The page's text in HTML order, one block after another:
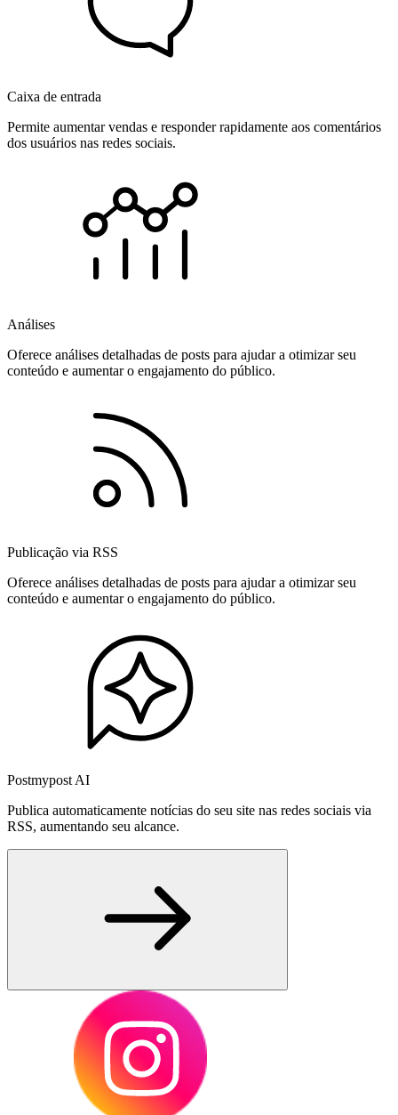
Caixa de entrada
Permite aumentar vendas e responder rapidamente aos comentários
dos usuários nas redes sociais.
Análises
Oferece análises detalhadas de posts para ajudar a otimizar seu
conteúdo e aumentar o engajamento do público.
Publicação via RSS
Oferece análises detalhadas de posts para ajudar a otimizar seu
conteúdo e aumentar o engajamento do público.
Postmypost AI
Publica automaticamente notícias do seu site nas redes sociais via
RSS, aumentando seu alcance.